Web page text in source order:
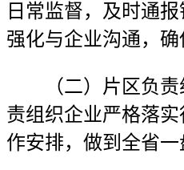
日常监督，及时通报
强化与企业沟通，确
（二）片区负责
责组织企业严格落
作安排，做到全省一